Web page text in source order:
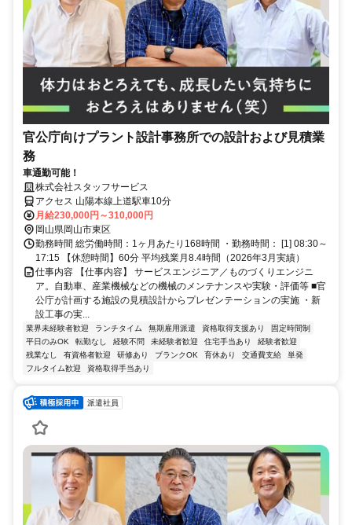
官公庁向けプラント設計事務所での設計および見積業
務
車通勤可能！
株式会社スタッフサービス
アクセス 山陽本線上道駅車10分
月給230,000円～310,000円
岡山県岡山市東区
勤務時間 総労働時間：1ヶ月あたり168時間 ・勤務時間： [1] 08:30～
17:15 【休憩時間】60分 平均残業月8.4時間（2026年3月実績）
仕事内容 【仕事内容】 サービスエンジニア／ものづくりエンジニ
ア。自動車、産業機械などの機械のメンテナンスや実験・評価等 ■官
公庁が計画する施設の見積設計からプレゼンテーションの実施 ・新
設工事の実...
業界未経験者歓迎 ランチタイム 無期雇用派遣 資格取得支援あり
固定時間制
平日のみOK
転勤なし 経験不問 未経験者歓迎 住宅手当あり
経験者歓迎
残業なし
有資格者歓迎 研修あり ブランクOK 育休あり 交通費支給
単発
フルタイム歓迎
資格取得手当あり
派遣社員